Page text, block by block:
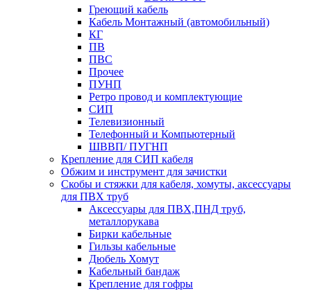
Греющий кабель
Кабель Монтажный (автомобильный)
КГ
ПВ
ПВС
Прочее
ПУНП
Ретро провод и комплектующие
СИП
Телевизионный
Телефонный и Компьютерный
ШВВП/ ПУГНП
Крепление для СИП кабеля
Обжим и инструмент для зачистки
Скобы и стяжки для кабеля, хомуты, аксессуары
для ПВХ труб
Аксессуары для ПВХ,ПНД труб,
металлорукава
Бирки кабельные
Гильзы кабельные
Дюбель Хомут
Кабельный бандаж
Крепление для гофры